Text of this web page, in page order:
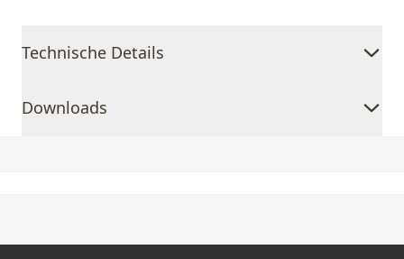
Technische Details
Downloads